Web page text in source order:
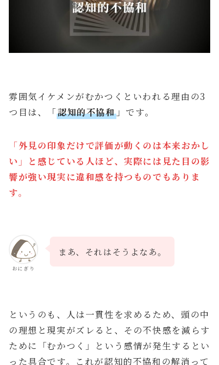
雰囲気イケメンがむかつくといわれる理由の3
つ目は、「認知的不協和」です。
「外見の印象だけで評価が動くのは本来おかし
い」と感じている人ほど、実際には見た目の影
響が強い現実に違和感を持つものでもありま
す。
おにぎり
まあ、それはそうよなあ。
というのも、人は一貫性を求めるため、頭の中
の理想と現実がズレると、その不快感を減らす
ために「むかつく」という感情が発生するとい
った具合です。これが認知的不協和の解消って